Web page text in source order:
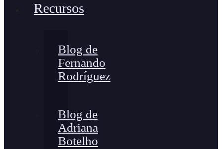
Recursos
Blog de
Fernando
Rodríguez
Blog de
Adriana
Botelho